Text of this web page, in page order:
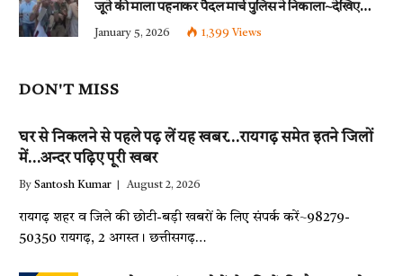
जूते की माला पहनाकर पैदल मार्च पुलिस ने निकाला~देखिए
वीडियो
January 5, 2026 1,399 Views
DON'T MISS
घर से निकलने से पहले पढ़ लें यह खबर…रायगढ़ समेत इतने जिलों
में…अन्दर पढ़िए पूरी खबर
By Santosh Kumar August 2, 2026
रायगढ़ शहर व जिले की छोटी-बड़ी खबरों के लिए संपर्क करें~98279-
50350 रायगढ़, 2 अगस्त। छत्तीसगढ़…